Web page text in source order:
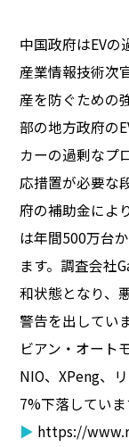
中国政府はEVの
産業情報技術次
産を防ぐための
部の地方政府の
カーの過剰なプ
応措置が必要な
府の補助金によ
は年間500万台
ます。調査会社
和状態となり、
警告を出してい
ビアン・オート
NIO、XPeng、
7%下落していま
▶ https://